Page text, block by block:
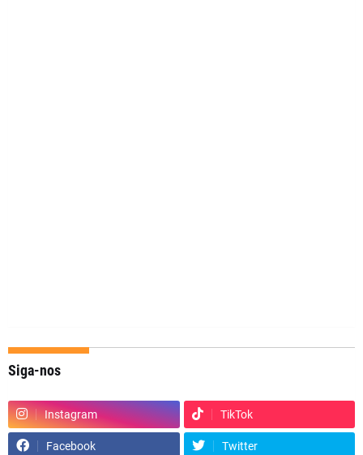
Siga-nos
Instagram TikTok
Facebook Twitter